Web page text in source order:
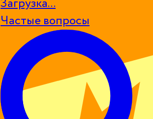
Загрузка...
Частые вопросы